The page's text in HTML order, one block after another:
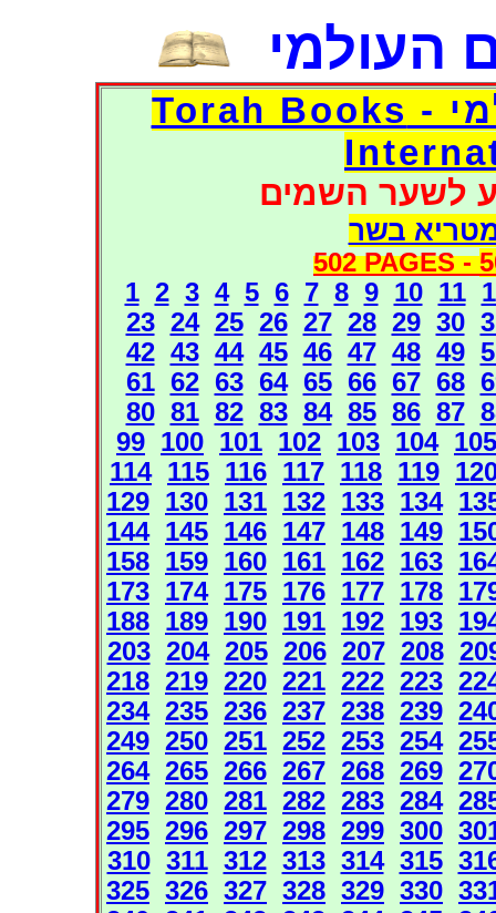
העולמי
דפי אוצר הספרים העולמי - Torah Books
לשער השמים
בשר
502 PAGES -
1 2 3 4 5 6 7 8 9 10 11
23 24 25 26 27 28 29 30
42 43 44 45 46 47 48 49
61 62 63 64 65 66 67 68
80 81 82 83 84 85 86 87
99 100 101 102 103 104 105
114 115 116 117 118 119
129 130 131 132 133 134
144 145 146 147 148 149
158 159 160 161 162 163
173 174 175 176 177 178
188 189 190 191 192 193
203 204 205 206 207 208
218 219 220 221 222 223
234 235 236 237 238 239
249 250 251 252 253 254
264 265 266 267 268 269
279 280 281 282 283 284
295 296 297 298 299 300
310 311 312 313 314 315
325 326 327 328 329 330